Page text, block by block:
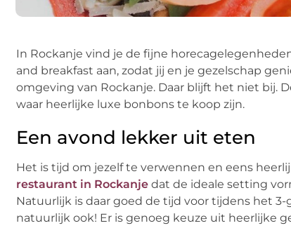
In Rockanje vind je de fijne
and breakfast aan, zodat jij en je gezelschap
omgeving van Rockanje. Daar blijft het niet bij.
waar heerlijke luxe bonbons te koop zijn.
Een avond lekker uit eten
Het is tijd om jezelf te verwennen en eens
restaurant in Rockanje dat de ideale setting
Natuurlijk is daar goed de tijd voor tijdens het
natuurlijk ook! Er is genoeg keuze uit heerlijke